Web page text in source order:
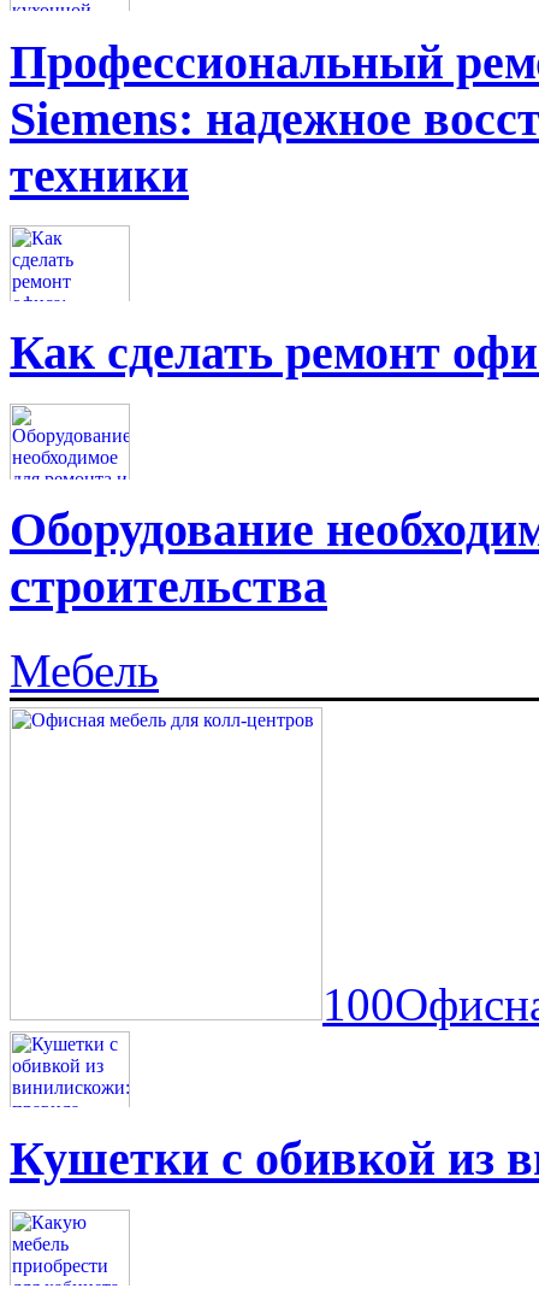
Профессиональный
Siemens: надежное
техники
Как сделать ремонт
Оборудование
строительства
Мебель
Кушетки с обивкой из